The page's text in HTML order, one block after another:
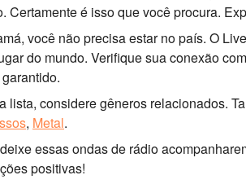
é isso que você procura.
você não precisa estar no país. O
do mundo. Verifique sua conexão
lista, considere gêneros relacionados.
, Metal.
essas ondas de rádio
positivas!